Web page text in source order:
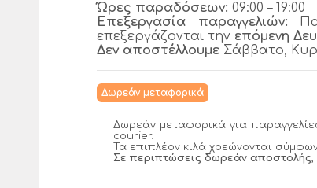
Ώρες παραδόσεων: 09:00 – 19:00
Επεξεργασία παραγγελιών:
επεξεργάζονται την επόμενη
Δεν αποστέλλουμε Σάββατο,
Δωρεάν μεταφορικά
Δωρεάν μεταφορικά για
courier.
Τα επιπλέον κιλά χρεώνονται
Σε περιπτώσεις δωρεάν αποστολής,